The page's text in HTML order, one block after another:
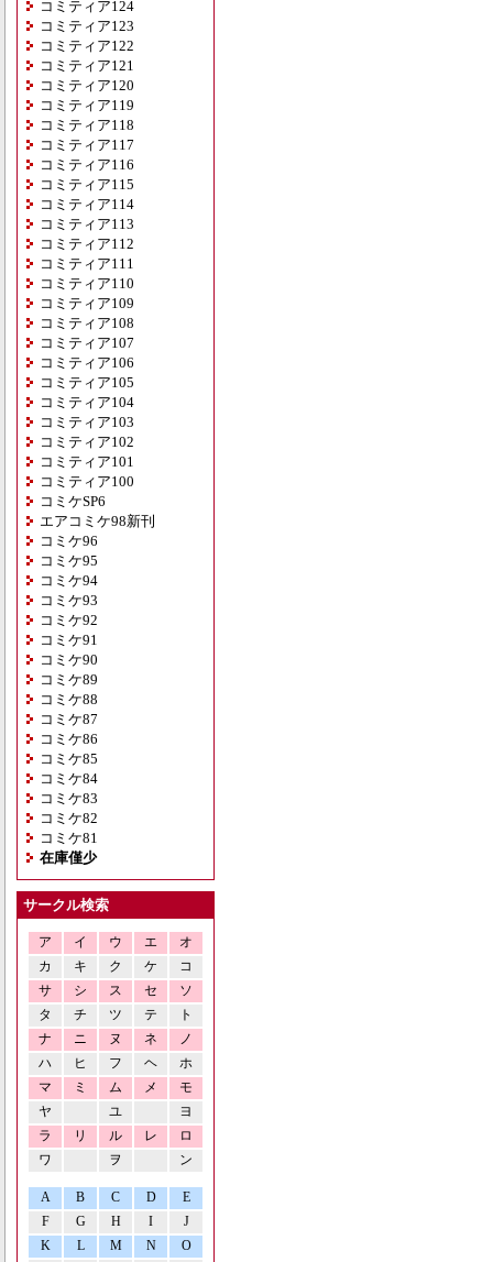
コミティア124
コミティア123
コミティア122
コミティア121
コミティア120
コミティア119
コミティア118
コミティア117
コミティア116
コミティア115
コミティア114
コミティア113
コミティア112
コミティア111
コミティア110
コミティア109
コミティア108
コミティア107
コミティア106
コミティア105
コミティア104
コミティア103
コミティア102
コミティア101
コミティア100
コミケSP6
エアコミケ98新刊
コミケ96
コミケ95
コミケ94
コミケ93
コミケ92
コミケ91
コミケ90
コミケ89
コミケ88
コミケ87
コミケ86
コミケ85
コミケ84
コミケ83
コミケ82
コミケ81
在庫僅少
サークル検索
ア イ ウ エ
オ
カ
キ ク ケ
コ
サ
シ ス セ
ソ
タ
チ ツ テ
ト
ナ
ニ ヌ ネ
ノ
ハ
ヒ フ ヘ
ホ
マ
ミ ム メ
モ
ヤ
ユ
ヨ
ラ
リ ル レ
ロ
ワ
ヲ ン
A B C D
E
F
G H I
J
K
L M N O